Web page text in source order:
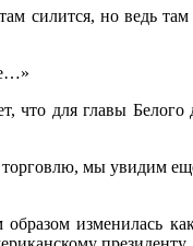
силится, но ведь
что для главы Белого
торговлю, мы увидим
изменилась